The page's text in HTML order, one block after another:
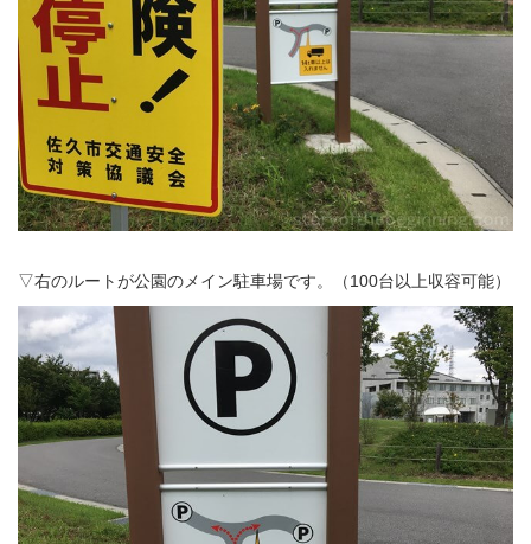
▽右のルートが公園のメイン駐車場です。（100台以上収容可能）